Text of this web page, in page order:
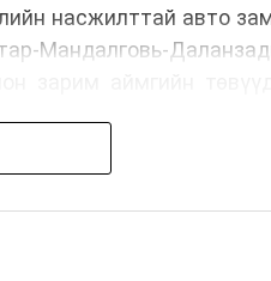
насжилттай авто
засвар арчлалтын